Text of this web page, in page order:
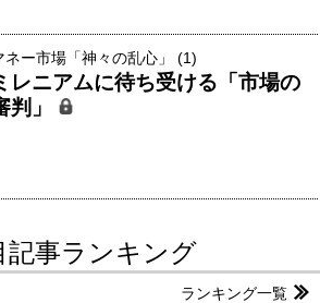
ネー市場「神々の乱心」 (1)
レニアムに待ち受ける「市場の
判」
記事ランキング
ランキング一覧